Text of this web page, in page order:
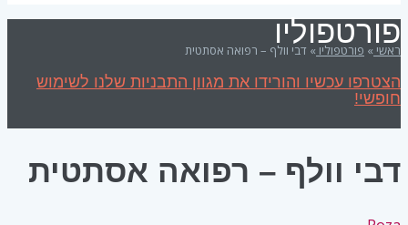
פורטפוליו
ראשי » פורטפוליו » דבי וולף – רפואה אסתטית
הצטרפו עכשיו והורידו את מגוון התבניות שלנו לשימוש
חופשי!
דבי וולף – רפואה אסתטית